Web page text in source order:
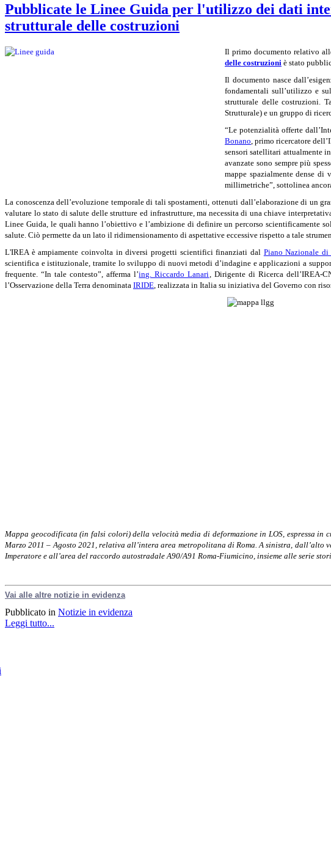
Pubblicate le Linee Guida per l'utilizzo dei dati
strutturale delle costruzioni
Il primo documento relativo
delle costruzioni è stato
Il documento nasce
fondamentali sull’utilizzo e
strutturale delle costruzioni.
Strutturale) e un gruppo di
“Le potenzialità offerte
Bonano , primo ricercatore
sensori satellitari attualmente
avanzate sono sempre più
mappe spazialmente dense
millimetriche”, sottolinea
La conoscenza dell’evoluzione temporale di tali spostamenti, ottenuti dall’elaborazione di un
valutare lo stato di salute delle strutture ed infrastrutture, ma necessita di una chiave
Linee Guida, le quali hanno l’obiettivo e l’ambizione di definire un percorso scientificamente
salute. Ciò permette da un lato il ridimensionamento di aspettative eccessive rispetto a tale
L'IREA è ampiamente coinvolta in diversi progetti scientifici finanziati dal Piano Nazionale di
scientifica e istituzionale, tramite lo sviluppo di nuovi metodi d’indagine e applicazioni a
frequente. “In tale contesto”, afferma l’ing. Riccardo Lanari , Dirigente di Ricerca dell’IREA-
l’Osservazione della Terra denominata IRIDE , realizzata in Italia su iniziativa del Governo con
Mappa geocodificata (in falsi colori) della velocità media di deformazione in LOS, espressa in
Marzo 2011 – Agosto 2021, relativa all’intera area metropolitana di Roma. A sinistra,
Imperatore e all’area del raccordo autostradale A90/A91 Roma-Fiumicino, insieme alle serie
Vai alle altre notizie in evidenza
Pubblicato in Notizie in evidenza
Leggi tutto...